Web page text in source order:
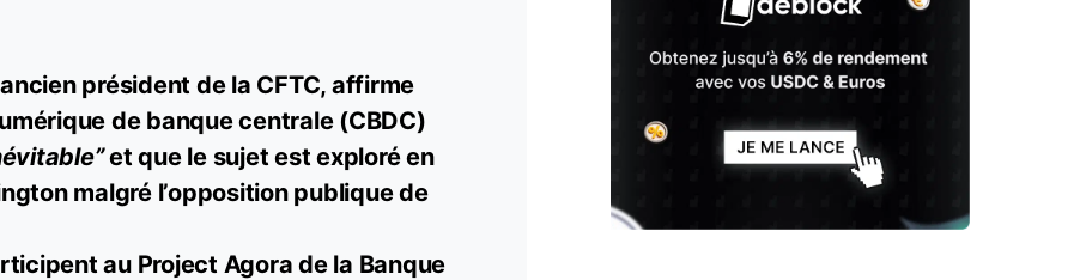
président de la CFTC, affirme
de banque centrale (CBDC)
et que le sujet est exploré en
malgré l’opposition publique de
au Project Agora de la Banque